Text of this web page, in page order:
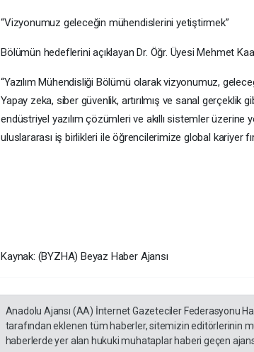
“Vizyonumuz geleceğin mühendislerini yetiştirmek”
Bölümün hedeflerini açıklayan Dr. Öğr. Üyesi Mehmet
“Yazılım Mühendisliği Bölümü olarak vizyonumuz,
Yapay zeka, siber güvenlik, artırılmış ve sanal gerçeklik
endüstriyel yazılım çözümleri ve akıllı sistemler
uluslararası iş birlikleri ile öğrencilerimize global kariyer
Kaynak: (BYZHA) Beyaz Haber Ajansı
Anadolu Ajansı (AA) İnternet Gazeteciler Federasyonu
tarafından eklenen tüm haberler, sitemizin editörlerinin
haberlerde yer alan hukuki muhataplar haberi geçen